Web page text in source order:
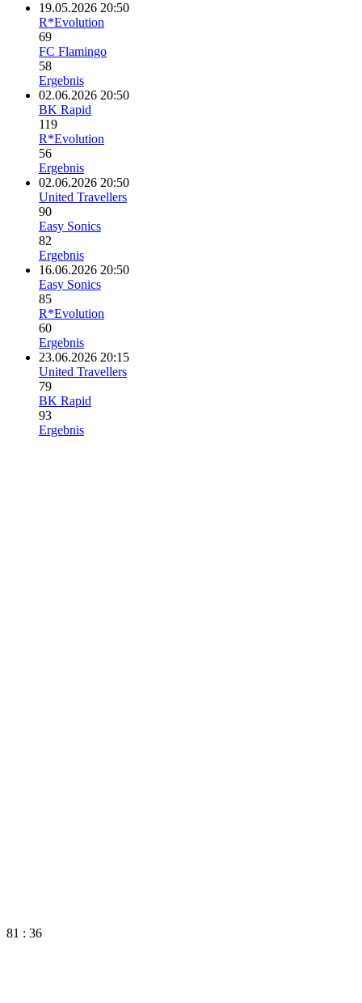
19.05.2026 20:50
R*Evolution
69
FC Flamingo
58
Ergebnis
02.06.2026 20:50
BK Rapid
119
R*Evolution
56
Ergebnis
02.06.2026 20:50
United Travellers
90
Easy Sonics
82
Ergebnis
16.06.2026 20:50
Easy Sonics
85
R*Evolution
60
Ergebnis
23.06.2026 20:15
United Travellers
79
BK Rapid
93
Ergebnis
81 : 36